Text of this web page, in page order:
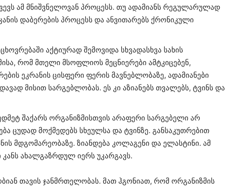
ამ მნიშვნელოვან პროცესს. თუ ადამიანს რეგულარულად
დაბერების პროცესს და ანვითარებს ქრონიკული
ცხოვრებაში აქტიურად შემოვიდა სხვადასხვა სახის
რომ მთელი მსოფლიოს მეცნიერები ამტკიცებენ,
ეკრანის ცისფერი ფერის მავნებლობაზე, ადამიანები
მისით სარგებლობას. ეს კი აზიანებს თვალებს, ტვინს და
შაქარს ორგანიზმისთვის არაფერი სარგებელი არ
ცუდად მოქმედებს სხეულსა და ტვინზე. განსაკუთრებით
მდგომარეობაზე. ზიანდება კოლაგენი და ელასტინი. ამ
კანს ახალგაზრდულ იერს უკარგავს.
თავის ჯანმრთელობას. მათ ჰგონიათ, რომ ორგანიზმის